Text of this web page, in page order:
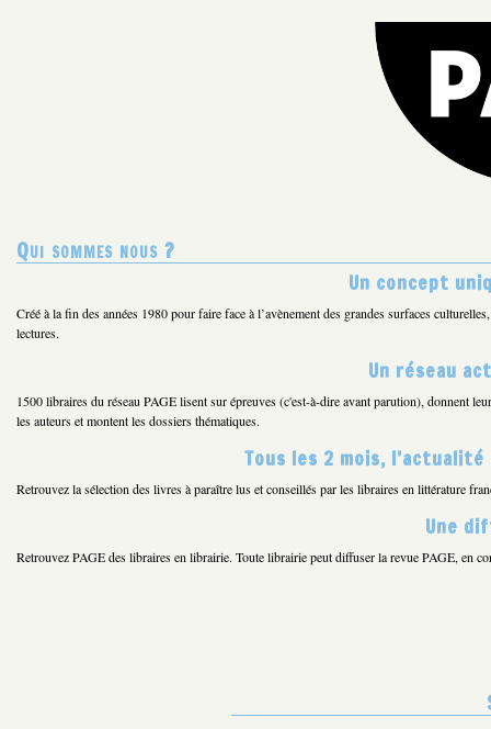
Qui sommes nous ?
Un concept
Créé à la fin des années 1980 pour faire face à l’avènement des grandes surfaces
lectures.
Un réseau
1500 libraires du réseau PAGE lisent sur épreuves (c'est-à-dire avant parution), donnent
les auteurs et montent les dossiers thématiques.
Tous les 2 mois,
Retrouvez la sélection des livres à paraître lus et conseillés par les libraires en littérature
Une
Retrouvez PAGE des libraires en librairie. Toute librairie peut diffuser la revue PAGE, en